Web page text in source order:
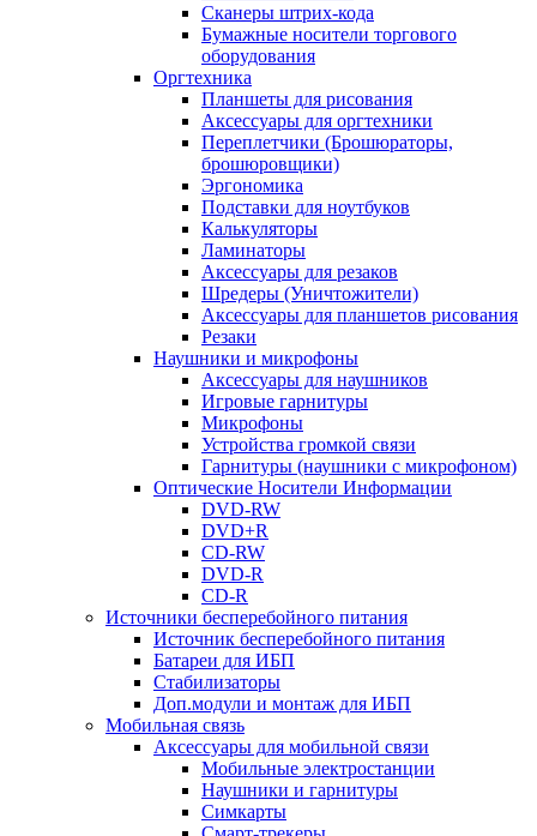
Сканеры штрих-кода
Бумажные носители торгового
оборудования
Оргтехника
Планшеты для рисования
Аксессуары для оргтехники
Переплетчики (Брошюраторы,
брошюровщики)
Эргономика
Подставки для ноутбуков
Калькуляторы
Ламинаторы
Аксессуары для резаков
Шредеры (Уничтожители)
Аксессуары для планшетов рисования
Резаки
Наушники и микрофоны
Аксессуары для наушников
Игровые гарнитуры
Микрофоны
Устройства громкой связи
Гарнитуры (наушники с микрофоном)
Оптические Носители Информации
DVD-RW
DVD+R
CD-RW
DVD-R
CD-R
Источники бесперебойного питания
Источник бесперебойного питания
Батареи для ИБП
Стабилизаторы
Доп.модули и монтаж для ИБП
Мобильная связь
Аксессуары для мобильной связи
Мобильные электростанции
Наушники и гарнитуры
Симкарты